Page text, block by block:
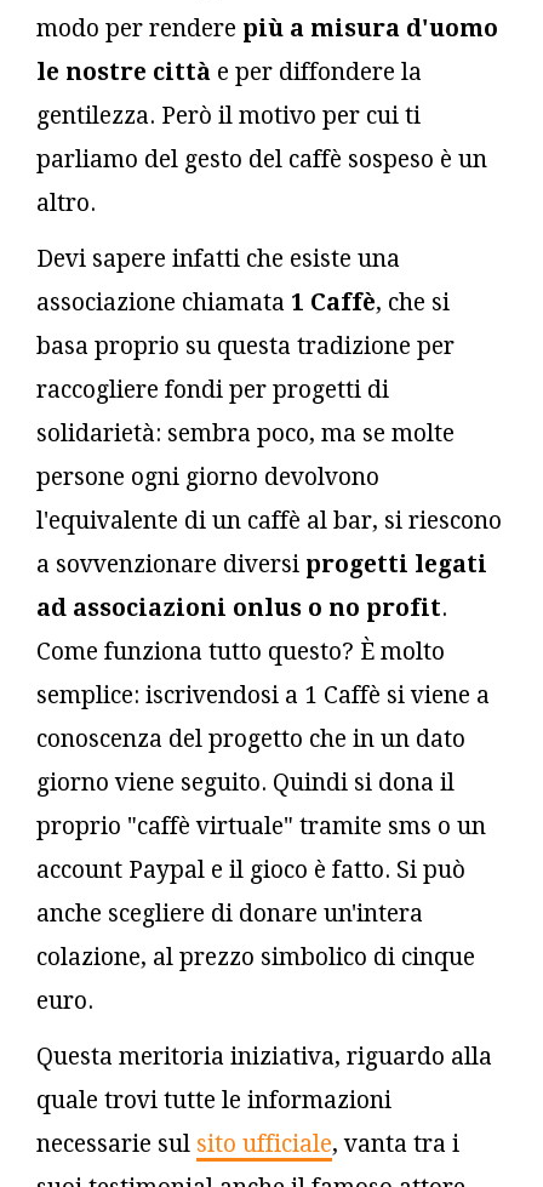
modo per rendere più a misura d'uomo
le nostre città e per diffondere la
gentilezza. Però il motivo per cui ti
parliamo del gesto del caffè sospeso è un
altro.
Devi sapere infatti che esiste una
associazione chiamata 1 Caffè, che si
basa proprio su questa tradizione per
raccogliere fondi per progetti di
solidarietà: sembra poco, ma se molte
persone ogni giorno devolvono
l'equivalente di un caffè al bar, si riescono
a sovvenzionare diversi progetti legati
ad associazioni onlus o no profit.
Come funziona tutto questo? È molto
semplice: iscrivendosi a 1 Caffè si viene a
conoscenza del progetto che in un dato
giorno viene seguito. Quindi si dona il
proprio "caffè virtuale" tramite sms o un
account Paypal e il gioco è fatto. Si può
anche scegliere di donare un'intera
colazione, al prezzo simbolico di cinque
euro.
Questa meritoria iniziativa, riguardo alla
quale trovi tutte le informazioni
necessarie sul sito ufficiale, vanta tra i